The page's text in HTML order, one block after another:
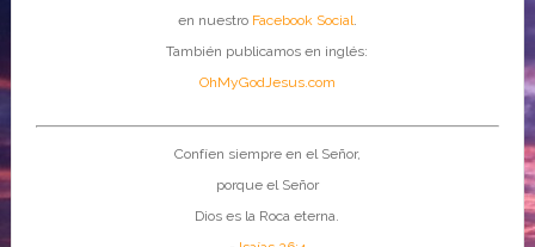
en nuestro Facebook Social.
También publicamos en inglés:
OhMyGodJesus.com
Confíen siempre en el Señor,
porque el Señor
Dios es la Roca eterna.